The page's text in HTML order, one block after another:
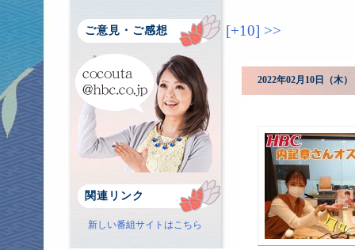
ご意見・ご感想
関連リンク
新しい番組サイトはこちら
[+10] >>
2022年02月10日（